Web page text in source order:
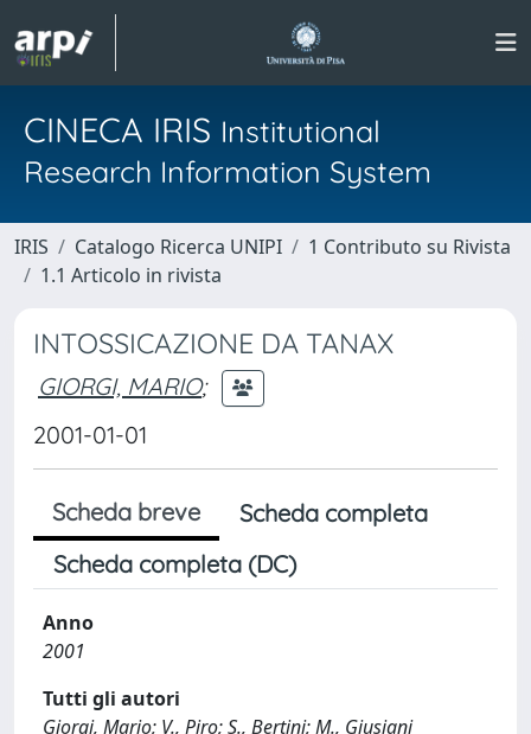
CINECA IRIS Institutional
Research Information System
IRIS Catalogo Ricerca UNIPI
1 Contributo su Rivista
1.1 Articolo in rivista
INTOSSICAZIONE DA TANAX
GIORGI, MARIO;
2001-01-01
Scheda breve
Scheda completa
Scheda completa (DC)
Anno
2001
Tutti gli autori
Giorgi, Mario; V., Piro; S., Bertini; M., Giusiani